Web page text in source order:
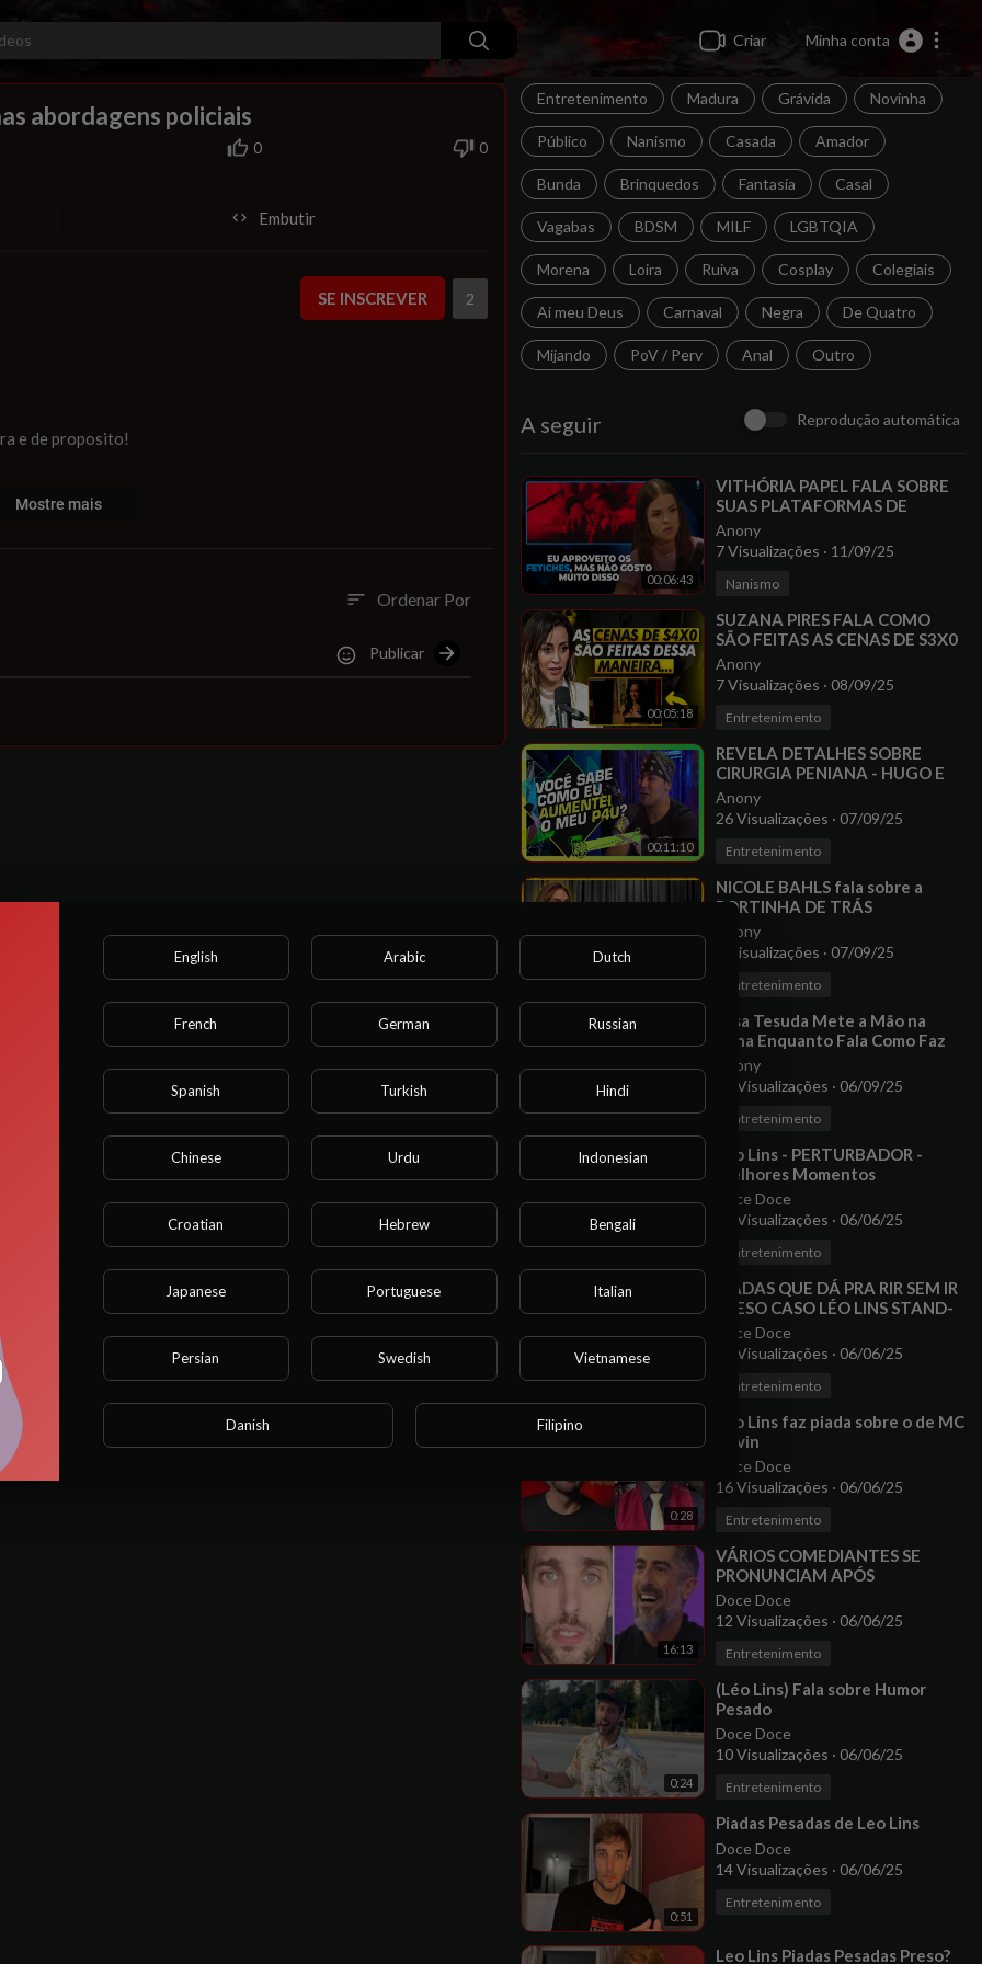
Configure Corretamente Sua Idade no Perfil Cadastrado.
Você tem 18 anos ou mais?
Criar Minha conta
00:00 1.00x HD
Entretenimento Madura Grávida Novinha
Público Nanismo Casada Amador
Bunda Brinquedos Fantasia Casal
Vagabas BDSM MILF LGBTQIA
Morena Loira Ruiva Cosplay Colegiais
Ai meu Deus Carnaval Negra De Quatro
Mijando PoV / Perv Anal Outro
A seguir Reprodução automática
00:06:43
⁣VITHÓRIA PAPEL FALA SOBRE
SUAS PLATAFORMAS DE
CONTEÚDO ADULTO
Anony
7 Visualizações · 11/09/25
Nanismo
00:05:18
⁣SUZANA PIRES FALA COMO
SÃO FEITAS AS CENAS DE S3X0
NAS NOVELAS
Anony
7 Visualizações · 08/09/25
Entretenimento
00:11:10
⁣REVELA DETALHES SOBRE
CIRURGIA PENIANA - HUGO E
TIAGO
Anony
26 Visualizações · 07/09/25
Entretenimento
00:07:03
⁣NICOLE BAHLS fala sobre a
PORTINHA DE TRÁS
Anony
3 Visualizações · 07/09/25
Entretenimento
00:09:26
⁣Essa Tesuda Mete a Mão na
Xana Enquanto Fala Como Faz
Yoga In Bed Dress | At Home
Workout For Stres
Anony
29 Visualizações · 06/09/25
Entretenimento
37:10
⁣Léo Lins - PERTURBADOR -
Melhores Momentos
COMPILADO
Doce Doce
25 Visualizações · 06/06/25
Entretenimento
0:44
⁣PIADAS QUE DÁ PRA RIR SEM IR
PRESO CASO LÉO LINS STAND-
UP COMEDY
Doce Doce
14 Visualizações · 06/06/25
Entretenimento
0:28
⁣Léo Lins faz piada sobre o de MC
Kevin
Doce Doce
16 Visualizações · 06/06/25
Entretenimento
16:13
⁣VÁRIOS COMEDIANTES SE
PRONUNCIAM APÓS
CONDENAÇÃO DE LÉO LINS
Doce Doce
12 Visualizações · 06/06/25
Entretenimento
0:24
⁣(Léo Lins) Fala sobre Humor
Pesado
Doce Doce
10 Visualizações · 06/06/25
Entretenimento
0:51
⁣Piadas Pesadas de Leo Lins
Doce Doce
14 Visualizações · 06/06/25
Entretenimento
⁣Leo Lins Piadas Pesadas Preso?
abordagens policiais
0 0
Embutir
SE INSCREVER 2
e de proposito!
Mostre mais
sort Ordenar Por
Publicar
English Arabic Dutch
French German Russian
Spanish Turkish Hindi
Chinese Urdu Indonesian
Croatian Hebrew Bengali
Japanese Portuguese Italian
Persian Swedish Vietnamese
Danish Filipino